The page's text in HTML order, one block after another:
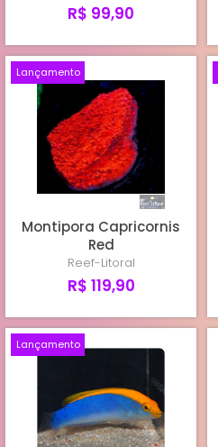
R$ 99,90
Lançamento
Montipora Capricornis
Red
Reef-Litoral
R$ 119,90
Lançamento